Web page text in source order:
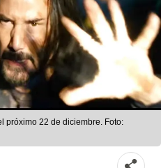
próximo 22 de diciembre. Foto: